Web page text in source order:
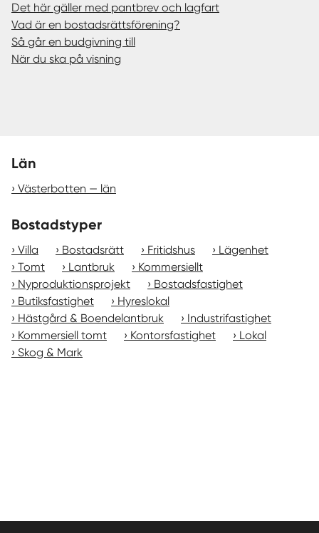
Det här gäller med pantbrev och lagfart
Vad är en bostadsrättsförening?
Så går en budgivning till
När du ska på visning
Län
Västerbotten — län
Bostadstyper
Villa Bostadsrätt Fritidshus
Lägenhet
Tomt
Lantbruk
Kommersiellt
Nyproduktionsprojekt
Bostadsfastighet
Butiksfastighet
Hyreslokal
Hästgård & Boendelantbruk
Industrifastighet
Kommersiell tomt
Kontorsfastighet
Lokal
Skog & Mark